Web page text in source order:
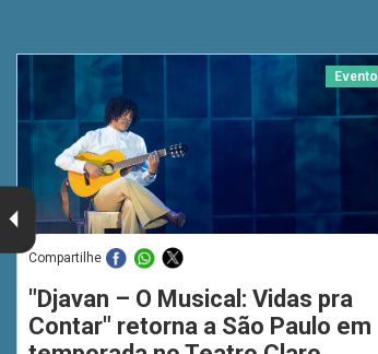
Evento
Compartilhe
"Djavan – O Musical: Vidas pra
Contar" retorna a São Paulo em